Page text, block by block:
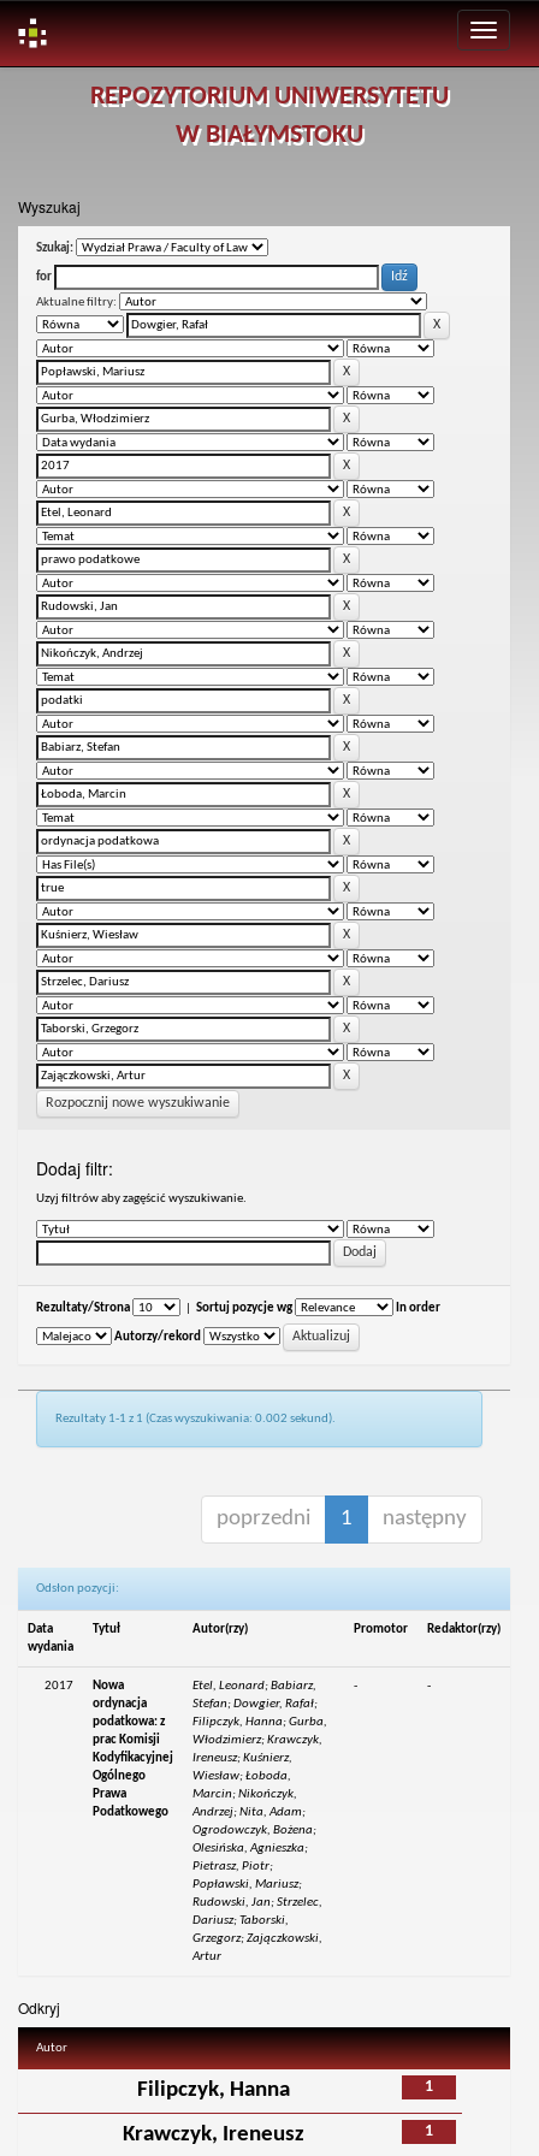
REPOZYTORIUM UNIWERSYTETU
W BIAŁYMSTOKU
Wyszukaj
Szukaj:
for
Aktualne filtry:
Rozpocznij nowe wyszukiwanie
Dodaj filtr:
Uzyj filtrów aby zagęścić wyszukiwanie.
Rezultaty/Strona Sortuj pozycje wg In order
Autorzy/rekord
Rezultaty 1-1 z 1 (Czas wyszukiwania: 0.002 sekund).
poprzedni 1 następny
Odsłon pozycji:
Data
wydania
Tytuł Autor(rzy) Promotor Redaktor(rzy)
2017
Nowa
ordynacja
podatkowa: z
prac Komisji
Kodyfikacyjnej
Ogólnego
Prawa
Podatkowego
Etel, Leonard; Babiarz,
Stefan; Dowgier, Rafał;
Filipczyk, Hanna; Gurba,
Włodzimierz; Krawczyk,
Ireneusz; Kuśnierz,
Wiesław; Łoboda,
Marcin; Nikończyk,
Andrzej; Nita, Adam;
Ogrodowczyk, Bożena;
Olesińska, Agnieszka;
Pietrasz, Piotr;
Popławski, Mariusz;
Rudowski, Jan; Strzelec,
Dariusz; Taborski,
Grzegorz; Zajączkowski,
Artur
- -
Odkryj
Autor
1
Filipczyk, Hanna
1
Krawczyk, Ireneusz